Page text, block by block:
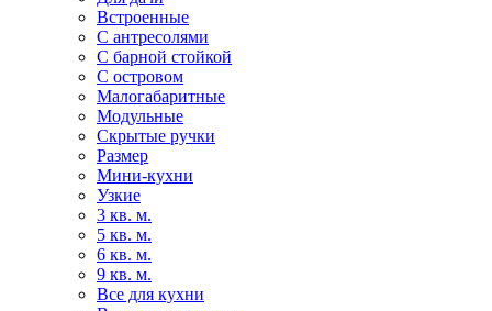
Встроенные
С антресолями
С барной стойкой
С островом
Малогабаритные
Модульные
Скрытые ручки
Размер
Мини-кухни
Узкие
3 кв. м.
5 кв. м.
6 кв. м.
9 кв. м.
Все для кухни